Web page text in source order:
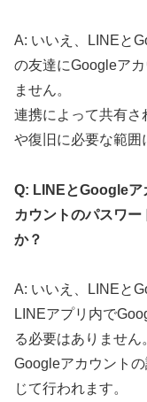
A: いいえ、LINEと
の友達にGoogleア
ません。
連携によって共有さ
や復旧に必要な範囲
Q: LINEとGoogleア
カウントのパスワ
か？
A: いいえ、LINEと
LINEアプリ内で
る必要はありません
Googleアカウント
じて行われます。